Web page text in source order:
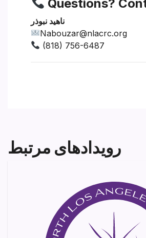
Questions?
ناهید نبوذر
Nabouzar@nlacrc.org
(818) 756-6487
رویدادهای مرتبط